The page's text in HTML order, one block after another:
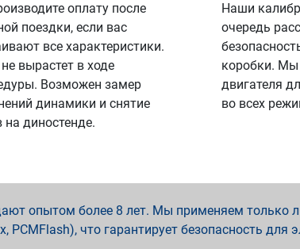
оплату после
поездки, если вас
все характеристики.
вырастет в ходе
Возможен замер
динамики и снятие
на диностенде.
Наши
очередь
коробки. Мы
двигателя
во всех
опытом более 8 лет. Мы применяем только
PCMFlash), что гарантирует безопасность для